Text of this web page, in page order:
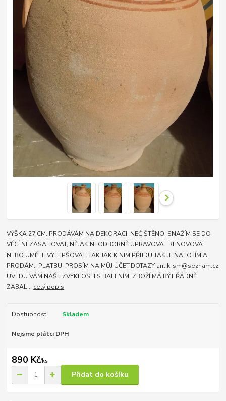
VÝŠKA 27 CM. PRODÁVÁM NA DEKORACI. NEČIŠTĚNO. SNAŽÍM SE DO
VĚCÍ NEZASAHOVAT, NĚJAK NEODBORNĚ UPRAVOVAT RENOVOVAT
NEBO UMĚLE VYLEPŠOVAT. TAK JAK K NIM PŘIJDU TAK JE NAFOTÍM A
PRODÁM. PLATBU PROSÍM NA MŮJ ÚČET.DOTAZY antik-sm@seznam.cz
UVEDU VÁM NAŠE ZVYKLOSTI S BALENÍM. ZBOŽÍ MÁ BÝT ŘÁDNĚ
ZABAL... celý popis
Dostupnost Skladem
Nejsme plátci DPH
890 Kč/ks
Přidat do košíku